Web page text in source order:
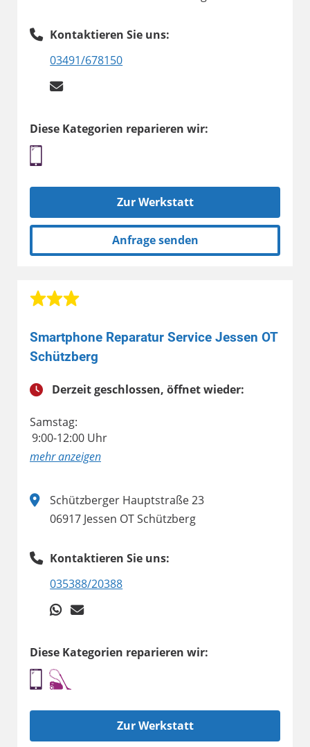
Kontaktieren Sie uns:
03491/678150
Diese Kategorien reparieren wir:
Zur Werkstatt
Anfrage senden
Smartphone Reparatur Service Jessen OT
Schützberg
Derzeit geschlossen, öffnet wieder:
Samstag:
9:00-12:00 Uhr
anzeigen
Schützberger Hauptstraße 23
06917 Jessen OT Schützberg
Kontaktieren Sie uns:
035388/20388
Diese Kategorien reparieren wir:
Zur Werkstatt